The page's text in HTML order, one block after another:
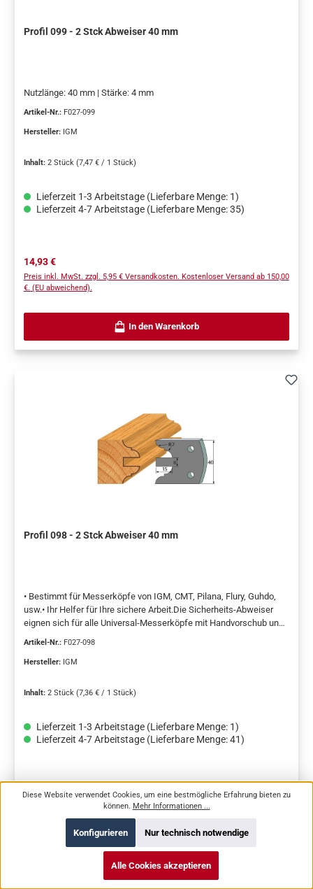
Profil 099 - 2 Stck Abweiser 40 mm
Nutzlänge: 40 mm | Stärke: 4 mm
Artikel-Nr.: F027-099
Hersteller: IGM
Inhalt: 2 Stück (7,47 € / 1 Stück)
Lieferzeit 1-3 Arbeitstage (Lieferbare Menge: 1)
Lieferzeit 4-7 Arbeitstage (Lieferbare Menge: 35)
Regulärer Preis:
14,93 €
Preis inkl. MwSt. zzgl. 5,95 € Versandkosten. Kostenloser Versand ab 150,00
€. (EU abweichend).
In den Warenkorb
Profil 098 - 2 Stck Abweiser 40 mm
• Bestimmt für Messerköpfe von IGM, CMT, Pilana, Flury, Guhdo,
usw.• Ihr Helfer für Ihre sichere Arbeit.Die Sicherheits-Abweiser
eignen sich für alle Universal-Messerköpfe mit Handvorschub und
Euro-Spannsystem. Die Bohrungen für Stifte haben einen
nach der europäischen Sicherheitsnorm hergestellt, um die
falschen Messern mit einem geschliffenen Profil unterhalb des
Weise wie die Profilmesser befestigt. Paarweise geliefert (2 St.), in
einer Blisterpackung verpackt.
Artikel-Nr.: F027-098
Hersteller: IGM
Inhalt: 2 Stück (7,36 € / 1 Stück)
Lieferzeit 1-3 Arbeitstage (Lieferbare Menge: 1)
Lieferzeit 4-7 Arbeitstage (Lieferbare Menge: 41)
Regulärer Preis:
14,71 €
Preis inkl. MwSt. zzgl. 5,95 € Versandkosten. Kostenloser Versand ab 150,00
€. (EU abweichend).
Diese Website verwendet Cookies, um eine bestmögliche Erfahrung bieten zu
können. Mehr Informationen ...
Nur technisch notwendige
Konfigurieren
Alle Cookies akzeptieren